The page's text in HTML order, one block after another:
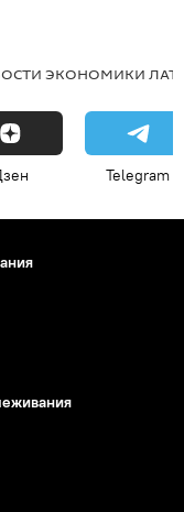
ЭКОНОМИКИ
Telegram